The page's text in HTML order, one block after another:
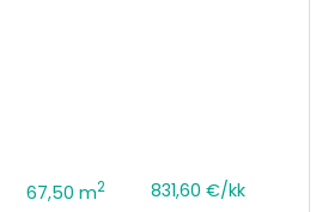
67,50 m2
831,60 €/kk